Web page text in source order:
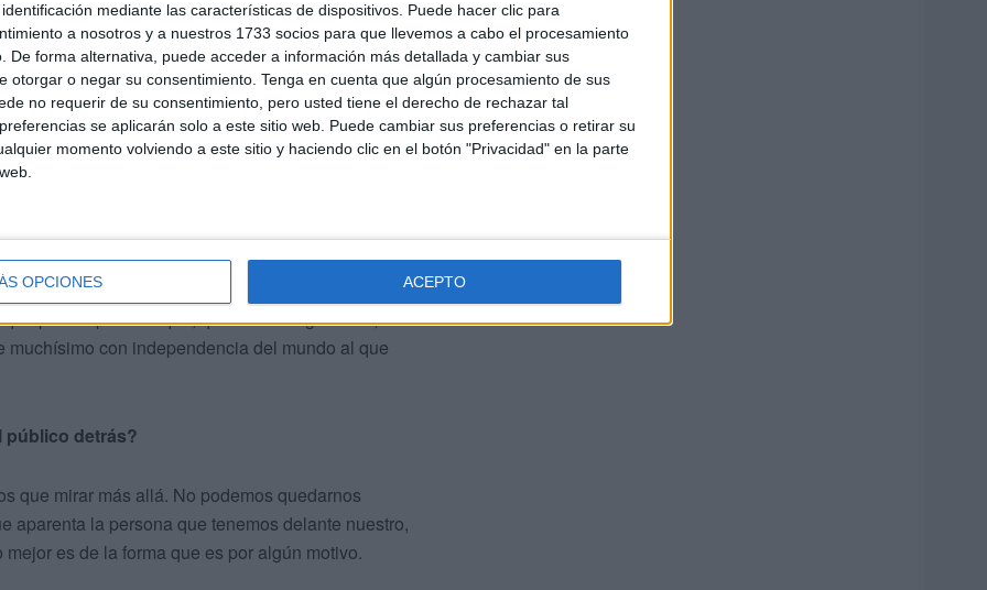
mediante las características de dispositivos. Puede hacer clic para
a nosotros y a nuestros 1733 socios para que llevemos a cabo el procesamiento
De forma alternativa, puede acceder a información más detallada y cambiar sus
otorgar o negar su consentimiento. Tenga en cuenta que algún procesamiento de sus
no requerir de su consentimiento, pero usted tiene el derecho de rechazar tal
se aplicarán solo a este sitio web. Puede cambiar sus preferencias o retirar su
momento volviendo a este sitio y haciendo clic en el botón "Privacidad" en la parte
OPCIONES ACEPTO
lo que pretende es huir de los
que hay detrás de unas personas que aparentemente
cuando escarbas, cuando buscas más en la
que sí que tienen muchas cosas en común y de que sí
al otro.
se atraen?
crear la historia es huir de la superficialidad que
porqué son polos opuestos. Creo que aquí
polos opuestos que, quizá se atraigan o no, eso el
con independencia del mundo al que
público detrás?
que mirar más allá. No podemos quedarnos
aparenta la persona que tenemos delante nuestro,
es de la forma que es por algún motivo.